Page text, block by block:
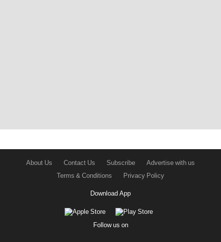
About Us Contact Us Subscribe
Advertise with us
Terms & Conditions
Privacy Policy
Download App
Follow us on